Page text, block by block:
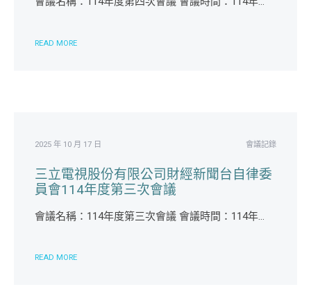
READ MORE
2025 年 10 月 17 日 會議記錄
三立電視股份有限公司財經新聞台自律委
員會114年度第三次會議
會議名稱：114年度第三次會議 會議時間：114年...
READ MORE